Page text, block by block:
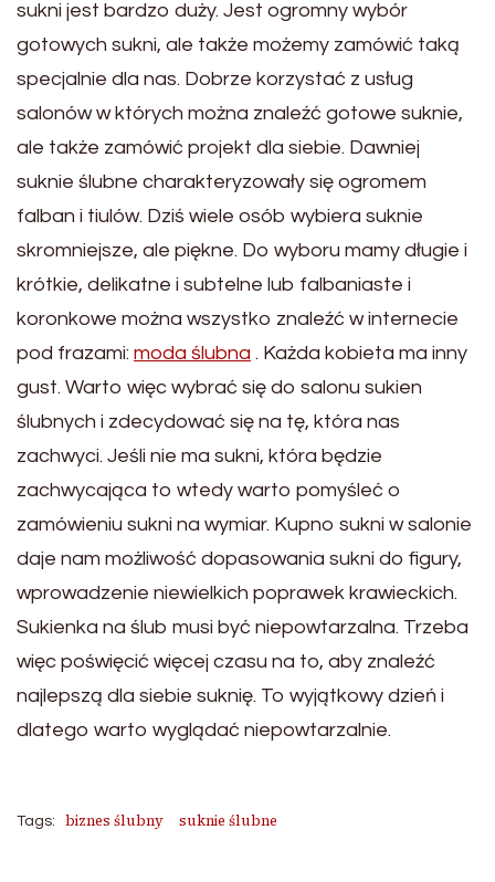
sukni jest bardzo duży. Jest ogromny wybór
gotowych sukni, ale także możemy zamówić taką
specjalnie dla nas. Dobrze korzystać z usług
salonów w których można znaleźć gotowe suknie,
ale także zamówić projekt dla siebie. Dawniej
suknie ślubne charakteryzowały się ogromem
falban i tiulów. Dziś wiele osób wybiera suknie
skromniejsze, ale piękne. Do wyboru mamy długie i
krótkie, delikatne i subtelne lub falbaniaste i
koronkowe można wszystko znaleźć w internecie
pod frazami: moda ślubna . Każda kobieta ma inny
gust. Warto więc wybrać się do salonu sukien
ślubnych i zdecydować się na tę, która nas
zachwyci. Jeśli nie ma sukni, która będzie
zachwycająca to wtedy warto pomyśleć o
zamówieniu sukni na wymiar. Kupno sukni w salonie
daje nam możliwość dopasowania sukni do figury,
wprowadzenie niewielkich poprawek krawieckich.
Sukienka na ślub musi być niepowtarzalna. Trzeba
więc poświęcić więcej czasu na to, aby znaleźć
najlepszą dla siebie suknię. To wyjątkowy dzień i
dlatego warto wyglądać niepowtarzalnie.
Tags: biznes ślubny suknie ślubne